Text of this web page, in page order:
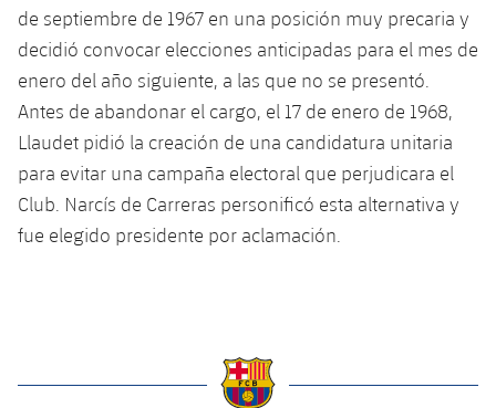
Clasificaciones
Resultados
Clasificaciones
Hockey Hierba Femenino
Agenda
plusicon
más
Actualidad
Jugadores
Calendario
Voleibol
plusicon
más
Voleibol masculino
Apúntate a las amateurs
plusicon
más
Apúntate a las amateurs
PLUSICON
MÁS
VALORANT Game Changers
de septiembre de 1967 en una posición muy precaria y
decidió convocar elecciones anticipadas para el mes de
enero del año siguiente, a las que no se presentó.
Antes de abandonar el cargo, el 17 de enero de 1968,
Llaudet pidió la creación de una candidatura unitaria
para evitar una campaña electoral que perjudicara el
Club. Narcís de Carreras personificó esta alternativa y
fue elegido presidente por aclamación.